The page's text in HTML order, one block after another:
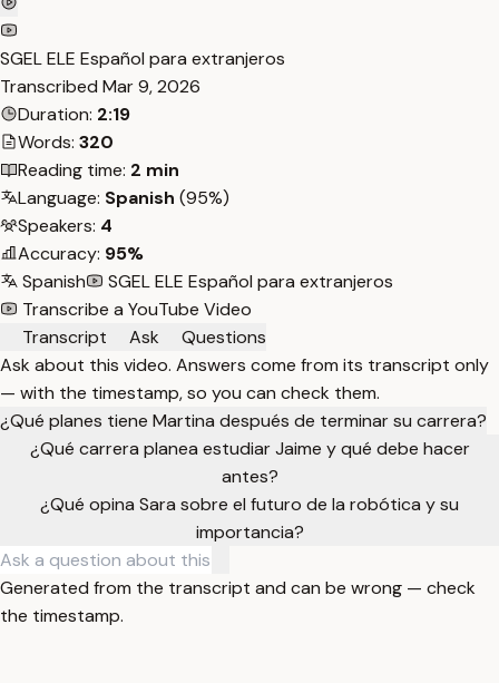
SGEL ELE Español para extranjeros
Transcribed Mar 9, 2026
Duration: 2:19
Words: 320
Reading time: 2 min
Language: Spanish (95%)
Speakers: 4
Accuracy: 95%
Spanish
SGEL ELE Español para extranjeros
Transcribe a YouTube Video
Transcript
Ask
Questions
Ask about this video. Answers come from its transcript only
— with the timestamp, so you can check them.
¿Qué planes tiene Martina después de terminar su carrera?
¿Qué carrera planea estudiar Jaime y qué debe hacer
antes?
¿Qué opina Sara sobre el futuro de la robótica y su
importancia?
Generated from the transcript and can be wrong — check
the timestamp.